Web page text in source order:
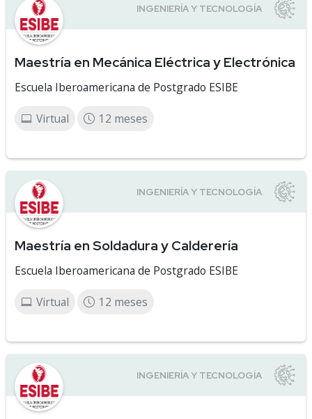
Maestría en Mecánica Eléctrica y Electrónica
Escuela Iberoamericana de Postgrado ESIBE
Virtual 12 meses
Maestría en Soldadura y Calderería
Escuela Iberoamericana de Postgrado ESIBE
Virtual 12 meses